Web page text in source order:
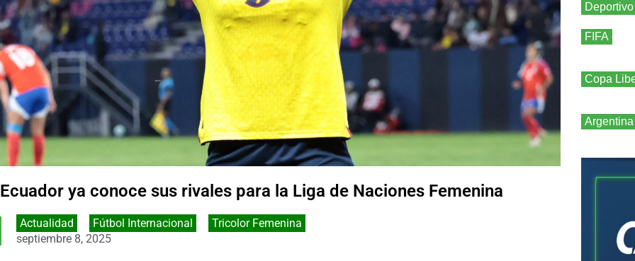
Ecuador ya conoce sus rivales para la Liga de Naciones Femenina
Actualidad Fútbol Internacional
Tricolor Femenina
septiembre 8, 2025
FIFA
Copa
Argentina